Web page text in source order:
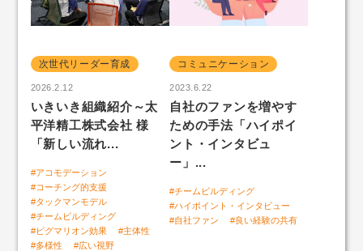
いきいきLAB
お問い合わせ
「自社ファン度」組織サーベイ
いきいきLABトップ
人と組織のいきいき好循環
次世代リーダー育成
2026.2.12
いきいき組織紹介～太
平洋精工株式会社 様
「新しい流れ...
#アコモデーション
#コーチング的支援
#タックマンモデル
#チームビルディング
#ピグマリオン効果
#主体性
#多様性
#広い視野
コミュニケーション
2023.6.22
自社のファンを増やす
ための手法「ハイポイ
ント・インタビュ
ー」...
#チームビルディング
#ハイポイント・インタビュー
#自社ファン
#良い経験の共有